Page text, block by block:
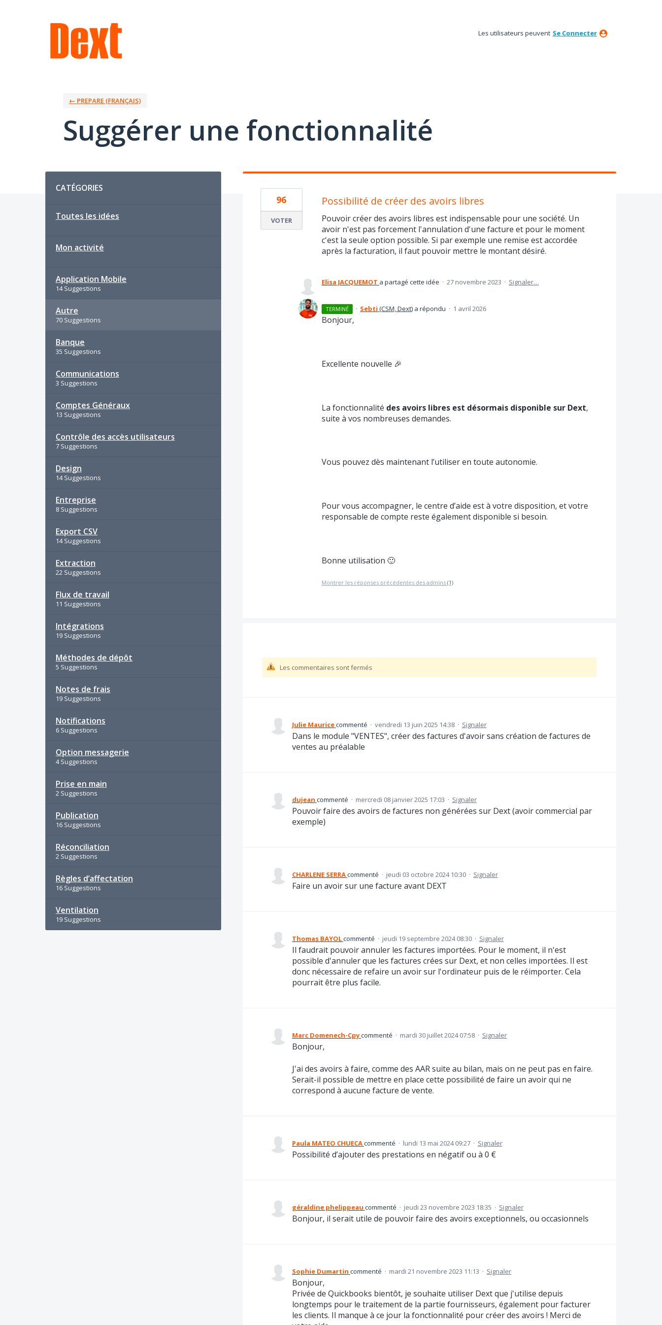
Les utilisateurs peuvent Se Connecter
← PREPARE (FRANÇAIS)
Suggérer une fonctionnalité
CATÉGORIES
Toutes les idées
Mon activité
Application Mobile
14 Suggestions
Autre
70 Suggestions
Banque
35 Suggestions
Communications
3 Suggestions
Comptes Généraux
13 Suggestions
Contrôle des accès utilisateurs
7 Suggestions
Design
14 Suggestions
Entreprise
8 Suggestions
Export CSV
14 Suggestions
Extraction
22 Suggestions
Flux de travail
11 Suggestions
Intégrations
19 Suggestions
Méthodes de dépôt
5 Suggestions
Notes de frais
19 Suggestions
Notifications
6 Suggestions
Option messagerie
4 Suggestions
Prise en main
2 Suggestions
Publication
16 Suggestions
Réconciliation
2 Suggestions
Règles d’affectation
16 Suggestions
Ventilation
19 Suggestions
Possibilité de créer des avoirs libres
Pouvoir créer des avoirs libres est indispensable pour une société. Un
avoir n'est pas forcement l'annulation d'une facture et pour le moment
c'est la seule option possible. Si par exemple une remise est accordée
après la facturation, il faut pouvoir mettre le montant désiré.
96
VOTER
Elisa JACQUEMOT a partagé cette idée · 27 novembre 2023 · Signaler…
TERMINÉ · Sebti (CSM, Dext) a répondu · 1 avril 2026
Bonjour,
Excellente nouvelle 🎉
La fonctionnalité des avoirs libres est désormais disponible sur Dext,
suite à vos nombreuses demandes.
Vous pouvez dès maintenant l’utiliser en toute autonomie.
Pour vous accompagner, le centre d’aide est à votre disposition, et votre
responsable de compte reste également disponible si besoin.
Bonne utilisation 🙂
Montrer les réponses précédentes des admins (1)
Les commentaires sont fermés
Julie Mauricecommenté · vendredi 13 juin 2025 14:38 · Signaler
Dans le module "VENTES", créer des factures d'avoir sans création de factures de
ventes au préalable
dujean commenté · mercredi 08 janvier 2025 17:03 · Signaler
Pouvoir faire des avoirs de factures non générées sur Dext (avoir commercial par
exemple)
CHARLENE SERRAcommenté · jeudi 03 octobre 2024 10:30 · Signaler
Faire un avoir sur une facture avant DEXT
Thomas BAYOLcommenté · jeudi 19 septembre 2024 08:30 · Signaler
Il faudrait pouvoir annuler les factures importées. Pour le moment, il n'est
possible d'annuler que les factures crées sur Dext, et non celles importées. Il est
donc nécessaire de refaire un avoir sur l'ordinateur puis de le réimporter. Cela
pourrait être plus facile.
Marc Domenech-Cpycommenté · mardi 30 juillet 2024 07:58 · Signaler
Bonjour,
J'ai des avoirs à faire, comme des AAR suite au bilan, mais on ne peut pas en faire.
Serait-il possible de mettre en place cette possibilité de faire un avoir qui ne
correspond à aucune facture de vente.
Paula MATEO CHUECAcommenté · lundi 13 mai 2024 09:27 · Signaler
Possibilité d’ajouter des prestations en négatif ou à 0 €
géraldine phelippeau commenté · jeudi 23 novembre 2023 18:35 · Signaler
Bonjour, il serait utile de pouvoir faire des avoirs exceptionnels, ou occasionnels
Sophie Dumartin commenté · mardi 21 novembre 2023 11:13 · Signaler
Bonjour,
Privée de Quickbooks bientôt, je souhaite utiliser Dext que j'utilise depuis
longtemps pour le traitement de la partie fournisseurs, également pour facturer
les clients. Il manque à ce jour la fonctionnalité pour créer des avoirs ! Merci de